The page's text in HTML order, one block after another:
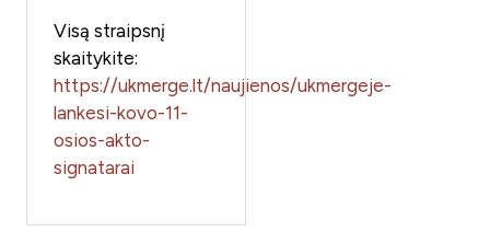
Visą straipsnį
skaitykite:
https://ukmerge.lt/naujienos/ukmergeje-
lankesi-kovo-11-
osios-akto-
signatarai